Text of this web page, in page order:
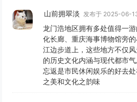
山前拥翠淡 发布于 2025-06-
龙门浩地区拥有多处值得一
化长廊、重庆海事博物馆旁
江边步道上，这些地方不仅
的历史文化内涵与现代都市
忘返是市民休闲娱乐的好去
之美和文化之韵味